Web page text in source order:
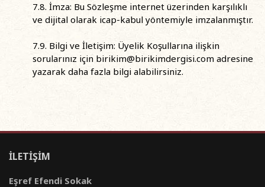
7.8. İmza: Bu Sözleşme internet üzerinden karşılıklı
ve dijital olarak icap-kabul yöntemiyle imzalanmıştır.
7.9. Bilgi ve İletişim: Üyelik Koşullarına ilişkin
sorularınız için birikim@birikimdergisi.com adresine
yazarak daha fazla bilgi alabilirsiniz.
İLETİŞİM
Eşref Efendi Sokak